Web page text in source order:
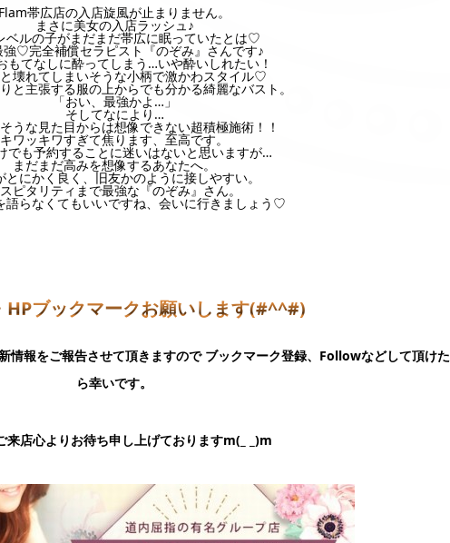
Flam帯広店の入店旋風が止まりません。
まさに美女の入店ラッシュ♪
ベルの子がまだまだ帯広に眠っていたとは♡
強♡完全補償セラピスト『のぞみ』さんです♪
もてなしに酔ってしまう…いや酔いしれたい！
壊れてしまいそうな小柄で激かわスタイル♡
と主張する服の上からでも分かる綺麗なバスト。
「おい、最強かよ…」
そしてなにより…
うな見た目からは想像できない超積極施術！！
キワッキワすぎて焦ります、至高です。
でも予約することに迷いはないと思いますが…
まだまだ高みを想像するあなたへ。
とにかく良く、旧友かのように接しやすい。
ピタリティまで最強な『のぞみ』さん。
語らなくてもいいですね、会いに行きましょう♡
ブックマークお願いします(#^^#)
報をご報告させて頂きますので ブックマーク登録、Followなどして頂けた
ら幸いです。
来店心よりお待ち申し上げておりますm(_ _)m